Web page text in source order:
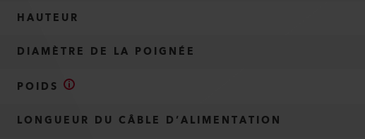
HAUTEUR
DIAMÈTRE DE LA POIGNÉE
POIDS
LONGUEUR DU CÂBLE D’ALIMENTATION